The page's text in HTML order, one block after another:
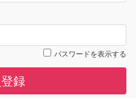
パスワードを表示する
録